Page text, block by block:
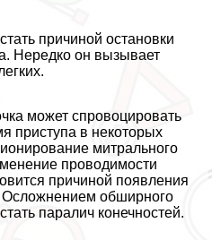
причиной остановки
Нередко он вызывает
может спровоцировать
приступа в некоторых
митрального
проводимости
причиной появления
Осложнением обширного
паралич конечностей.